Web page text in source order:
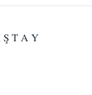
T A Y